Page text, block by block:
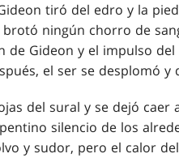
tiró del edro y la
ningún chorro de
de Gideon y el impulso
el ser se desplomó y
del sural y se dejó
silencio de los
y sudor, pero el calor